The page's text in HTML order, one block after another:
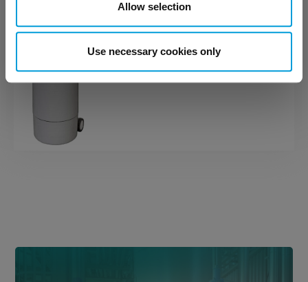
Allow selection
Use necessary cookies only
R-744 (CO2) is een koudemiddel
ontwikkeld voor industriele en
commerciele koeling
toepassingen.